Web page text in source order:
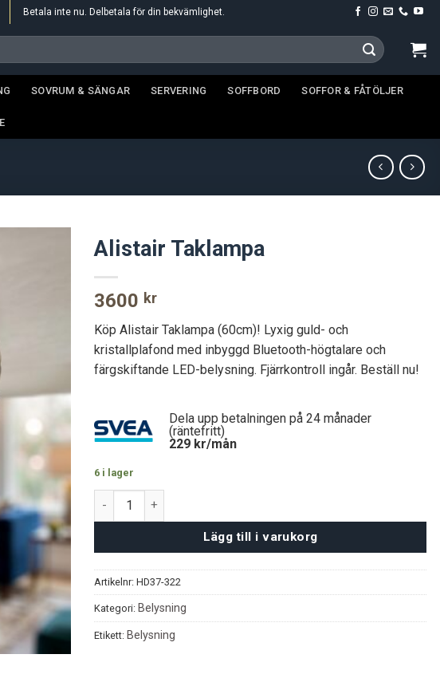
Betala inte nu. Delbetala för din bekvämlighet.
SOVRUM & SÄNGAR SERVERING SOFFBORD SOFFOR & FÅTÖLJER
Alistair Taklampa
3600 kr
Köp Alistair Taklampa (60cm)! Lyxig guld- och
kristallplafond med inbyggd Bluetooth-högtalare och
färgskiftande LED-belysning. Fjärrkontroll ingår. Beställ nu!
Dela upp betalningen på 24 månader
(räntefritt)
229 kr/mån
6 i lager
Alistair Taklampa mängd
Lägg till i varukorg
Artikelnr:HD37-322
Kategori: Belysning
Etikett: Belysning